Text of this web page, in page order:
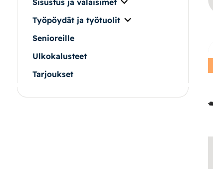
Vuodesohvat
Senioreille
Sisustus ja valaisimet
Työpöydät ja työtuolit
Senioreille
Ulkokalusteet
Tarjoukset